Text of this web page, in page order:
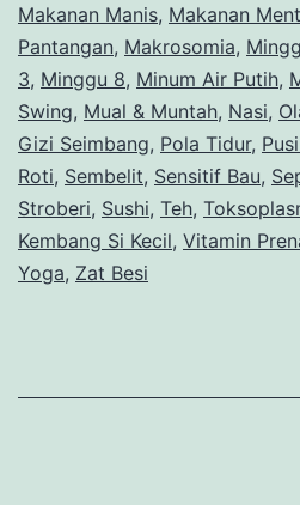
Makanan Manis, Makanan
Pantangan, Makrosomia,
3, Minggu 8, Minum Air Putih,
Swing, Mual & Muntah, Nasi,
Gizi Seimbang, Pola Tidur,
Roti, Sembelit, Sensitif Bau,
Stroberi, Sushi, Teh,
Kembang Si Kecil, Vitamin
Yoga, Zat Besi